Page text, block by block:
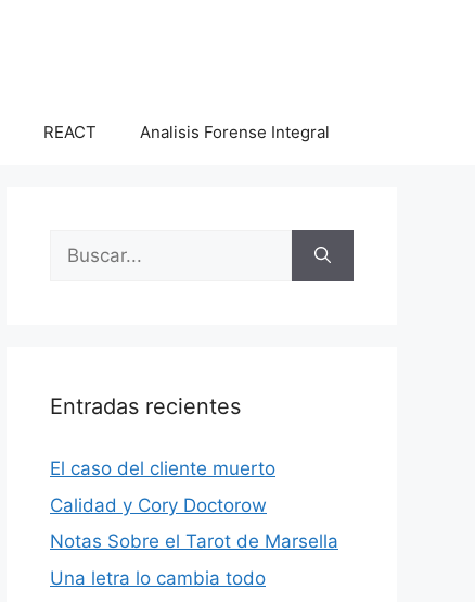
REACT Analisis Forense Integral
Buscar:
Entradas recientes
El caso del cliente muerto
Calidad y Cory Doctorow
Notas Sobre el Tarot de Marsella
Una letra lo cambia todo